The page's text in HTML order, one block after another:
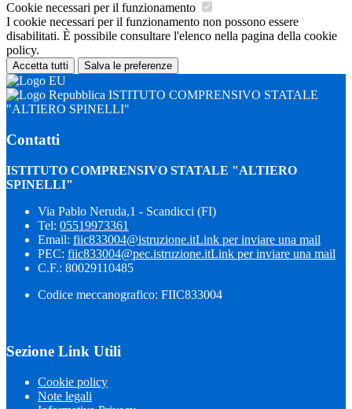
Cookie necessari per il funzionamento
I cookie necessari per il funzionamento non possono essere
disabilitati. È possibile consultare l'elenco nella pagina della cookie
policy.
Accetta tutti Salva le preferenze
ISTITUTO COMPRENSIVO STATALE
"ALTIERO SPINELLI"
Contatti
ISTITUTO COMPRENSIVO STATALE "ALTIERO
SPINELLI"
Via Pablo Neruda,1 - Scandicci (FI)
Tel: 05519973361
Email: fiic833004@istruzione.itLink per inviare una mail
PEC: fiic833004@pec.istruzione.itLink per inviare una mail
C.F.: 80029110485
Codice meccanografico: FIIC833004
Sezione Link Utili
Cookie policy
Note legali